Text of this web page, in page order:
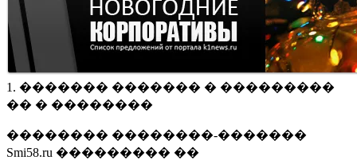
1. ������� ������� � ���������
�� � ��������
�������� ��������-�������
Smi58.ru ��������� ��